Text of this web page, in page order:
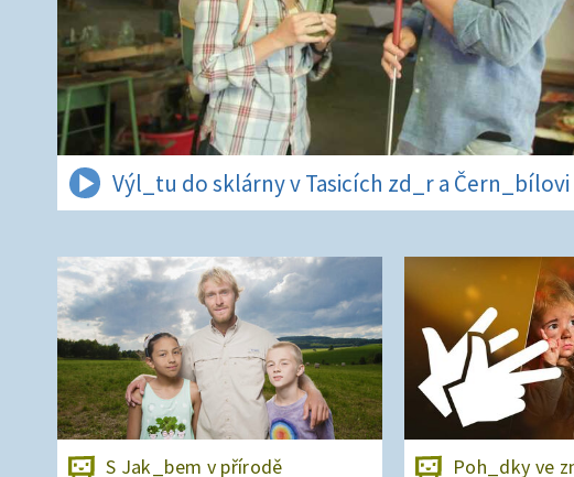
Výl_tu do sklárny v Tasicích zd_r a
S Jak_bem v přírodě Poh_dky ve